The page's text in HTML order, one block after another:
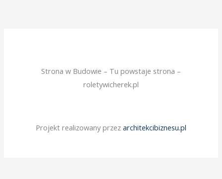
Strona w Budowie – Tu powstaje strona –
roletywicherek.pl
Projekt realizowany przez architekcibiznesu.pl